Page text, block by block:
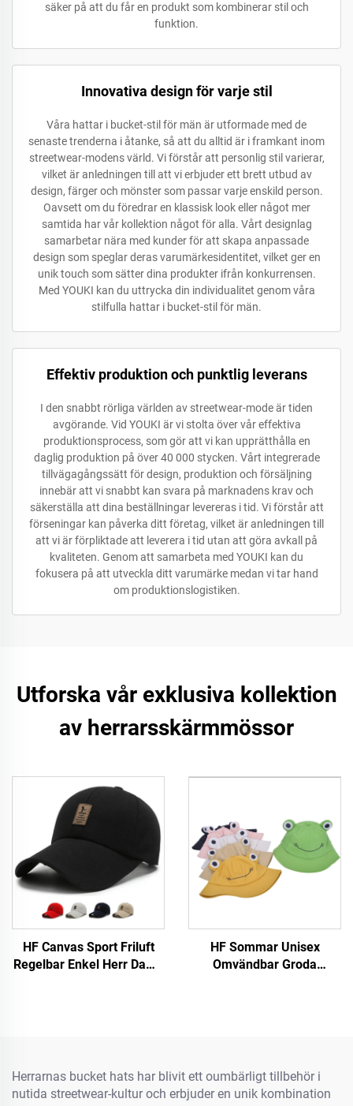
säker på att du får en produkt som kombinerar stil och
funktion.
Innovativa design för varje stil
Våra hattar i bucket-stil för män är utformade med de
senaste trenderna i åtanke, så att du alltid är i framkant inom
streetwear-modens värld. Vi förstår att personlig stil varierar,
vilket är anledningen till att vi erbjuder ett brett utbud av
design, färger och mönster som passar varje enskild person.
Oavsett om du föredrar en klassisk look eller något mer
samtida har vår kollektion något för alla. Vårt designlag
samarbetar nära med kunder för att skapa anpassade
design som speglar deras varumärkesidentitet, vilket ger en
unik touch som sätter dina produkter ifrån konkurrensen.
Med YOUKI kan du uttrycka din individualitet genom våra
stilfulla hattar i bucket-stil för män.
Effektiv produktion och punktlig leverans
I den snabbt rörliga världen av streetwear-mode är tiden
avgörande. Vid YOUKI är vi stolta över vår effektiva
produktionsprocess, som gör att vi kan upprätthålla en
daglig produktion på över 40 000 stycken. Vårt integrerade
tillvägagångssätt för design, produktion och försäljning
innebär att vi snabbt kan svara på marknadens krav och
säkerställa att dina beställningar levereras i tid. Vi förstår att
förseningar kan påverka ditt företag, vilket är anledningen till
att vi är förpliktade att leverera i tid utan att göra avkall på
kvaliteten. Genom att samarbeta med YOUKI kan du
fokusera på att utveckla ditt varumärke medan vi tar hand
om produktionslogistiken.
Utforska vår exklusiva kollektion
av herrarsskärmmössor
HF Canvas Sport Friluft
Regelbar Enkel Herr Dams
HF Sommar Unisex
Omvändbar Groda
Herrarnas bucket hats har blivit ett oumbärligt tillbehör i
nutida streetwear-kultur och erbjuder en unik kombination